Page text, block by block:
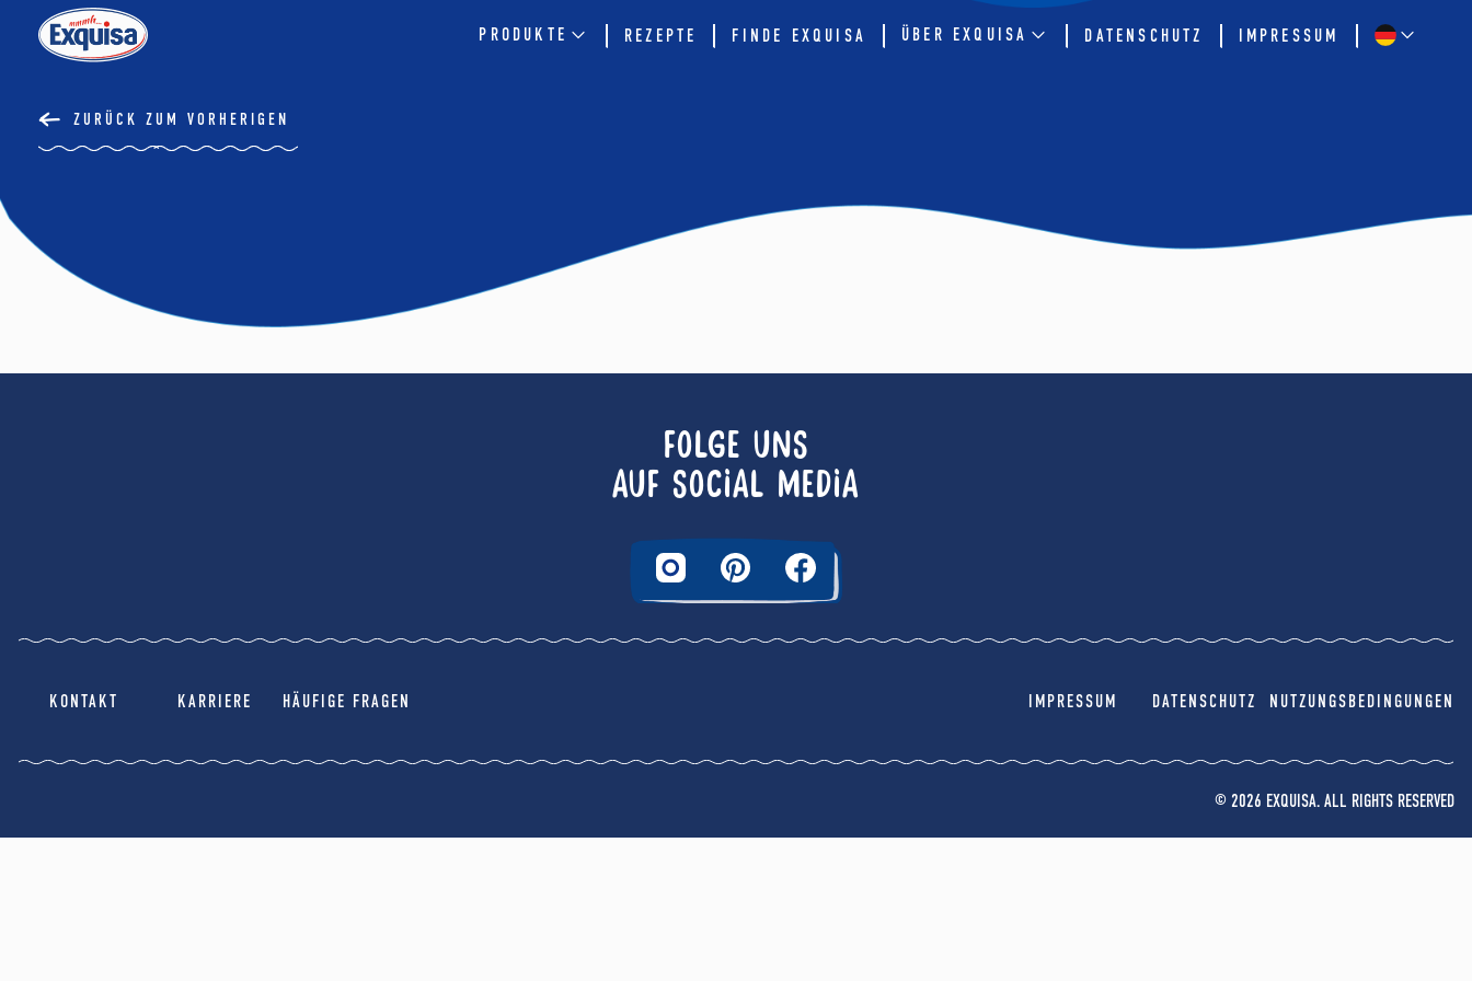
PRODUKTE REZEPTE FINDE EXQUISA ÜBER EXQUISA DATENSCHUTZ IMPRESSUM
ZURÜCK ZUM VORHERIGEN
FOLGE UNS
AUF SOCIAL MEDIA
KONTAKT KARRIERE HÄUFIGE FRAGEN IMPRESSUM DATENSCHUTZ NUTZUNGSBEDINGUNGEN
© 2026 EXQUISA. ALL RIGHTS RESERVED